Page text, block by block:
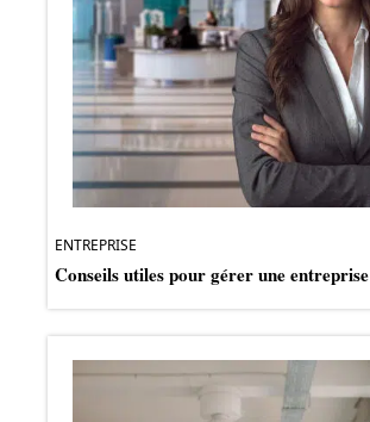
ENTREPRISE
Conseils utiles pour gérer une entreprise